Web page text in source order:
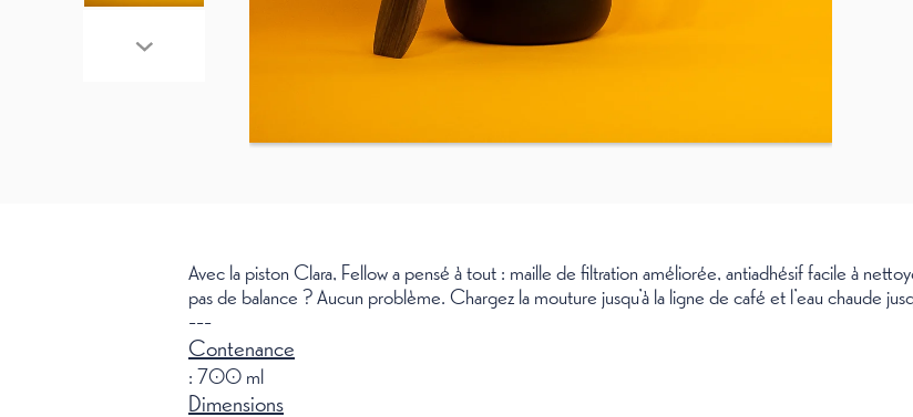
Avec la piston Clara, Fellow a pensé à tout : maille de filtration améliorée, antiadhésif facile à
pas de balance ? Aucun problème. Chargez la mouture jusqu’à la ligne de café et l’eau chaude
---
Contenance
: 700 ml
Dimensions